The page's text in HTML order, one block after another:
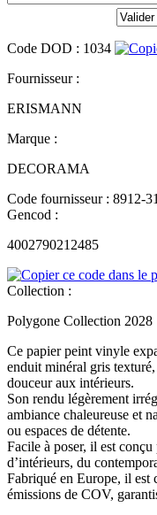
Code DOD : 1034
Fournisseur :
ERISMANN
Marque :
DECORAMA
Code fournisseur : 8912-31
Gencod :
4002790212485
Collection :
Polygone Collection 2028
Ce papier peint vinyle
enduit minéral gris
douceur aux intérieurs.
Son rendu légèrement
ambiance chaleureuse et
ou espaces de détente.
Facile à poser, il est conçu
d’intérieurs, du
Fabriqué en Europe, il est
émissions de COV,